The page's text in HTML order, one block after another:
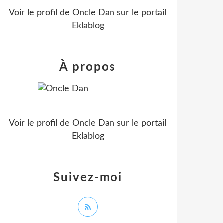
Voir le profil de Oncle Dan sur le portail
Eklablog
Suivez-moi
À propos
Voir le profil de Oncle Dan sur le portail
Eklablog